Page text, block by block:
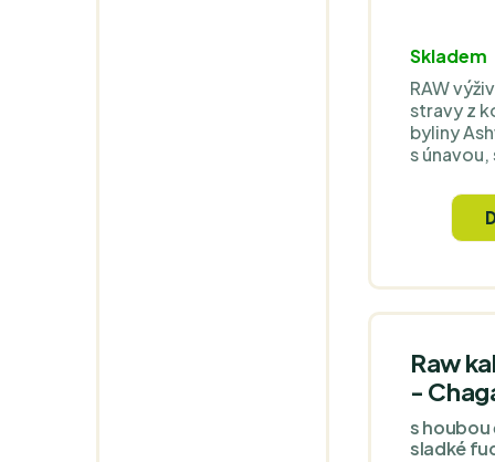
Skladem
RAW
stravy z
byliny
s únavou,
Raw
-
s houbou
sladké